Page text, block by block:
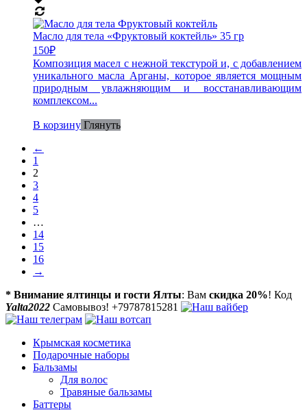
Масло для тела «Фруктовый коктейль» 35 гр
150₽
Композиция масел с нежной текстурой и, с добавлением
уникального масла Арганы, которое является мощным
природным увлажняющим и восстанавливающим
комплексом...
В корзину Глянуть
←
1
2
3
4
5
…
14
15
16
→
* Внимание ялтинцы и гости Ялты: Вам скидка 20%! Код
Yalta2022 Самовывоз! +79787815281
Крымская косметика
Подарочные наборы
Бальзамы
Для волос
Травяные бальзамы
Баттеры